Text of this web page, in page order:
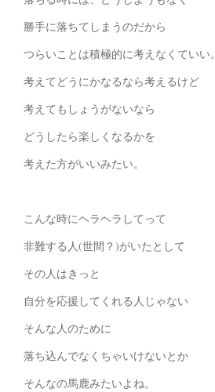
勝手に落ちてしまうのだから
つらいことは積極的に考えなくていい。
考えてどうにかなるなら考えるけど
考えてもしょうがないなら
どうしたら楽しくなるかを
考えた方がいいみたい。
こんな時にヘラヘラしてって
非難する人(世間？)がいたとして
その人はきっと
自分を応援してくれる人じゃない
そんな人のために
落ち込んでなくちゃいけないとか
そんなの馬鹿みたいよね。